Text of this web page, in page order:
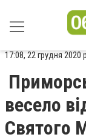
17:08, 22 грудня 2020
весело
Святого